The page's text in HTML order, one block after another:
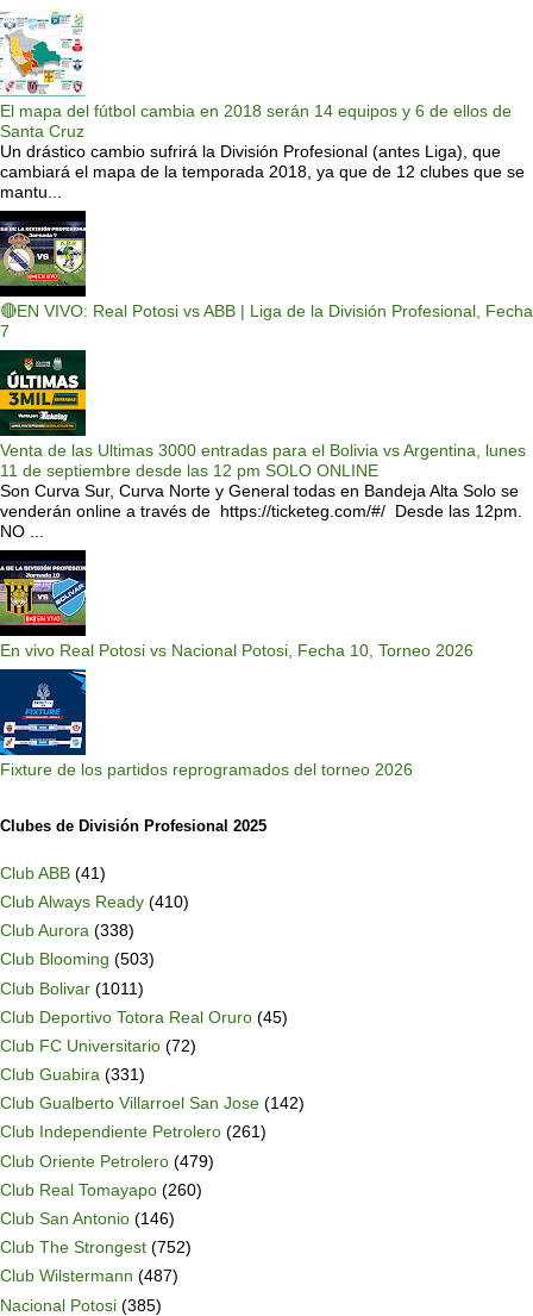
El mapa del fútbol cambia en 2018 serán 14 equipos y 6 de ellos de
Santa Cruz
Un drástico cambio sufrirá la División Profesional (antes Liga), que
cambiará el mapa de la temporada 2018, ya que de 12 clubes que se
mantu...
🔴EN VIVO: Real Potosi vs ABB | Liga de la División Profesional, Fecha
7
Venta de las Ultimas 3000 entradas para el Bolivia vs Argentina, lunes
11 de septiembre desde las 12 pm SOLO ONLINE
Son Curva Sur, Curva Norte y General todas en Bandeja Alta Solo se
venderán online a través de https://ticketeg.com/#/ Desde las 12pm.
NO ...
En vivo Real Potosi vs Nacional Potosi, Fecha 10, Torneo 2026
Fixture de los partidos reprogramados del torneo 2026
Clubes de División Profesional 2025
Club ABB (41)
Club Always Ready (410)
Club Aurora (338)
Club Blooming (503)
Club Bolivar (1011)
Club Deportivo Totora Real Oruro (45)
Club FC Universitario (72)
Club Guabira (331)
Club Gualberto Villarroel San Jose (142)
Club Independiente Petrolero (261)
Club Oriente Petrolero (479)
Club Real Tomayapo (260)
Club San Antonio (146)
Club The Strongest (752)
Club Wilstermann (487)
Nacional Potosi (385)